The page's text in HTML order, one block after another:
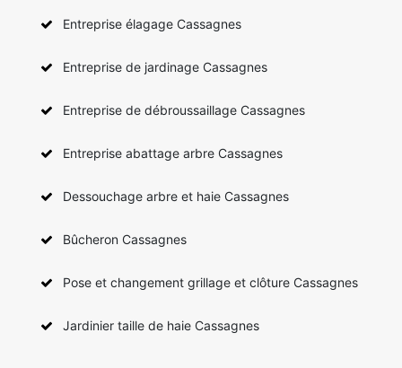
Entreprise élagage Cassagnes
Entreprise de jardinage Cassagnes
Entreprise de débroussaillage Cassagnes
Entreprise abattage arbre Cassagnes
Dessouchage arbre et haie Cassagnes
Bûcheron Cassagnes
Pose et changement grillage et clôture Cassagnes
Jardinier taille de haie Cassagnes